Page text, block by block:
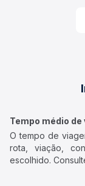
Tempo médio de
O tempo de
rota, viação,
escolhido.